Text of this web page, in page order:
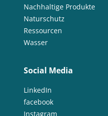
Nachhaltige Produkte
Naturschutz
Ressourcen
Wasser
Social Media
LinkedIn
facebook
Instagram